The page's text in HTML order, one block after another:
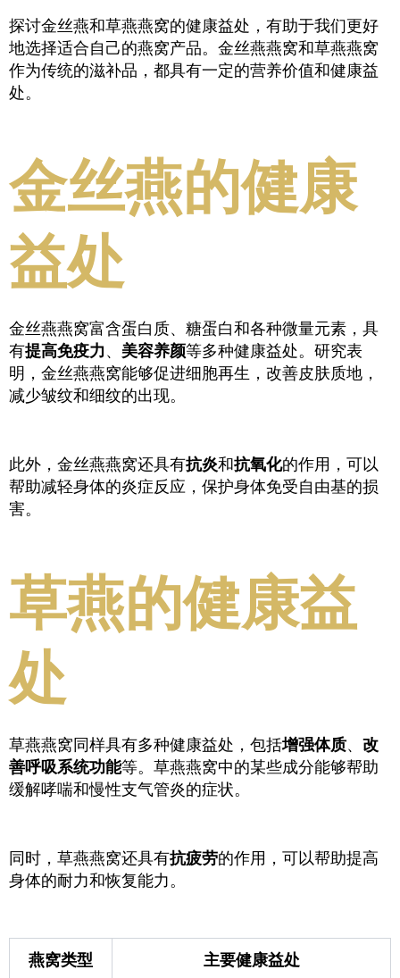
探讨金丝燕和草燕燕窝的健康益处，有助于我们更好
地选择适合自己的燕窝产品。金丝燕燕窝和草燕燕窝
作为传统的滋补品，都具有一定的营养价值和健康益
处。
金丝燕的健康
益处
金丝燕燕窝富含蛋白质、糖蛋白和各种微量元素，具
有提高免疫力、 美容养颜等多种健康益处。研究表
明，金丝燕燕窝能够促进细胞再生，改善皮肤质地，
减少皱纹和细纹的出现。
此外，金丝燕燕窝还具有抗炎和抗氧化的作用，可以
帮助减轻身体的炎症反应，保护身体免受自由基的损
害。
草燕的健康益
处
草燕燕窝同样具有多种健康益处，包括增强体质、 改
善呼吸系统功能等。草燕燕窝中的某些成分能够帮助
缓解哮喘和慢性支气管炎的症状。
同时，草燕燕窝还具有抗疲劳的作用，可以帮助提高
身体的耐力和恢复能力。
燕窝类型 主要健康益处